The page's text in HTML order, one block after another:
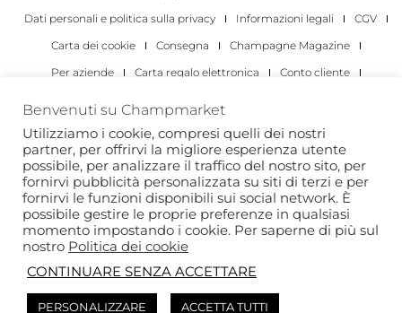
Dati personali e politica sulla privacy
Informazioni legali
CGV
Carta dei cookie
Consegna
Champagne Magazine
Per aziende
Carta regalo elettronica
Conto cliente
Per gli individui
Per le aziende
Copyright 2022 © tutti i diritti riservati. Champmarket.
Benvenuti su Champmarket
Utilizziamo i cookie, compresi quelli dei nostri
partner, per offrirvi la migliore esperienza utente
possibile, per analizzare il traffico del nostro sito, per
fornirvi pubblicità personalizzata su siti di terzi e per
fornirvi le funzioni disponibili sui social network. È
possibile gestire le proprie preferenze in qualsiasi
momento impostando i cookie. Per saperne di più sul
nostro Politica dei cookie
CONTINUARE SENZA ACCETTARE
PERSONALIZZARE ACCETTA TUTTI